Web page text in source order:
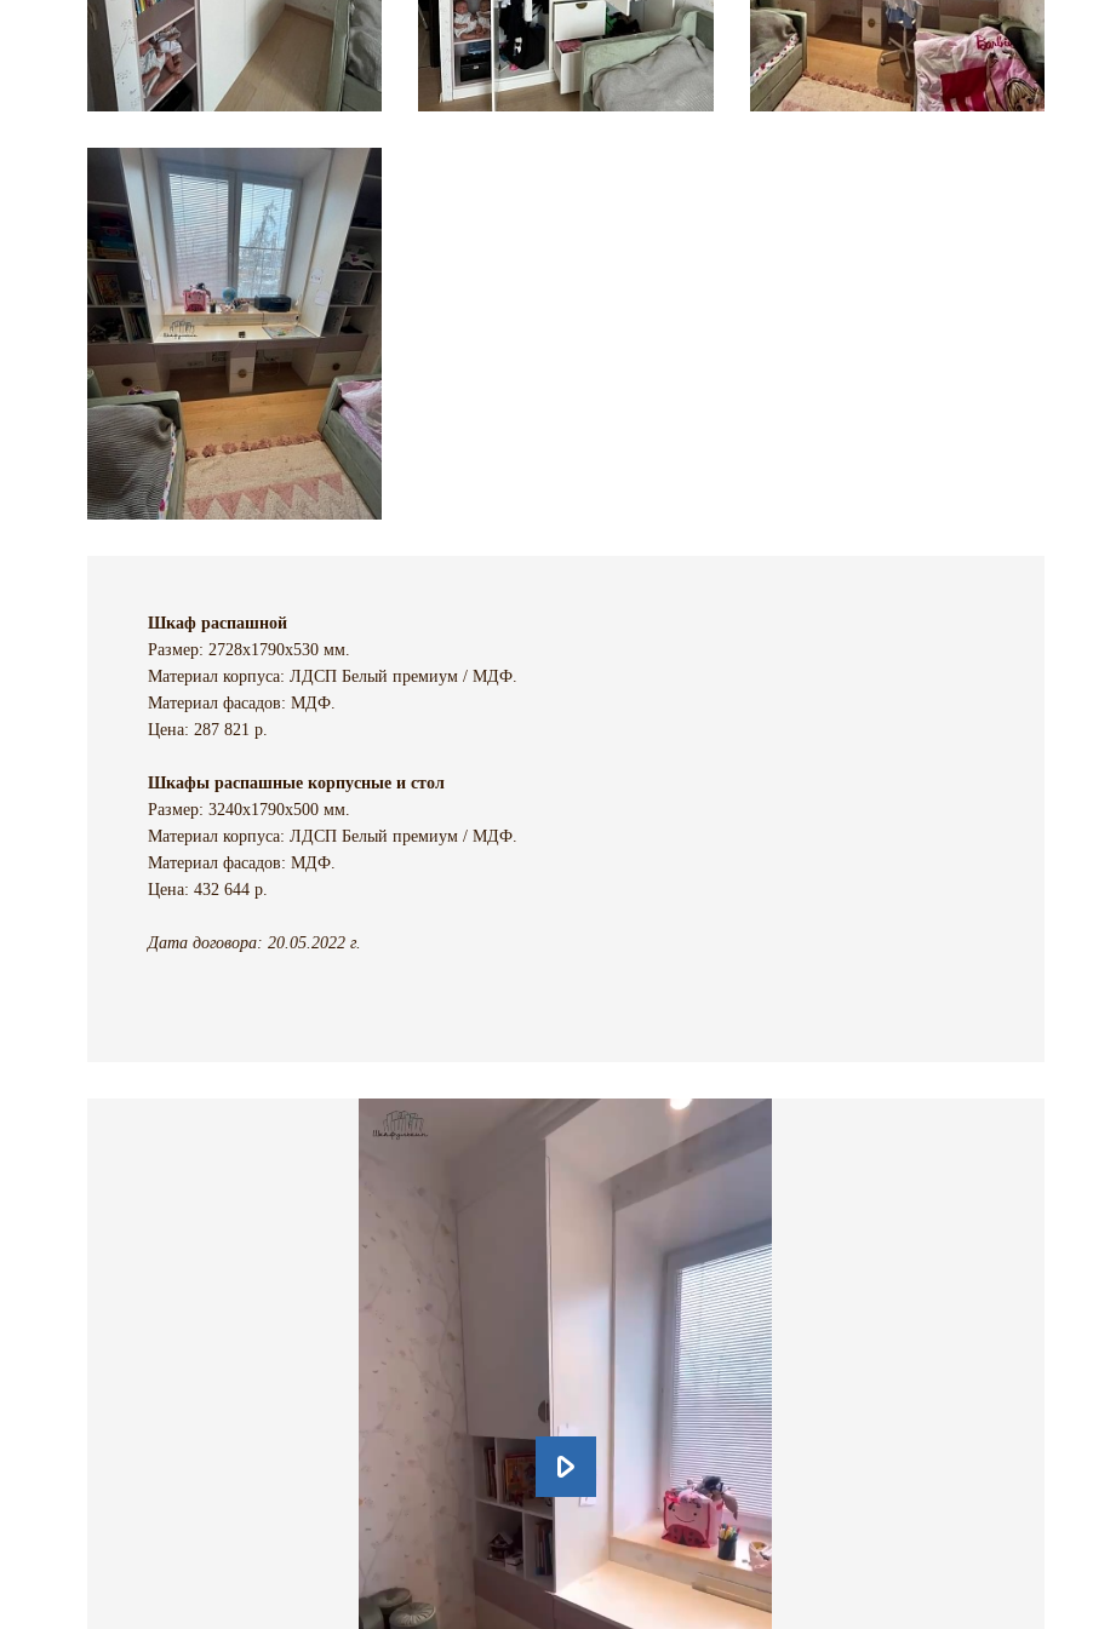
Шкаф распашной
Размер: 2728х1790х530 мм.
Материал корпуса: ЛДСП Белый премиум / МДФ.
Материал фасадов: МДФ.
Цена: 287 821 р.
Шкафы распашные корпусные и стол
Размер: 3240х1790х500 мм.
Материал корпуса: ЛДСП Белый премиум / МДФ.
Материал фасадов: МДФ.
Цена: 432 644 р.
Дата договора: 20.05.2022 г.